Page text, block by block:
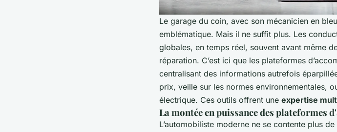
Le garage du coin, avec son mécanicien en
emblématique. Mais il ne suffit plus. Les
globales, en temps réel, souvent avant même
réparation. C’est ici que les plateformes
centralisant des informations autrefois
prix, veille sur les normes environnementales,
électrique. Ces outils offrent une expertise
La montée en puissance des plateformes
L’automobiliste moderne ne se contente plus